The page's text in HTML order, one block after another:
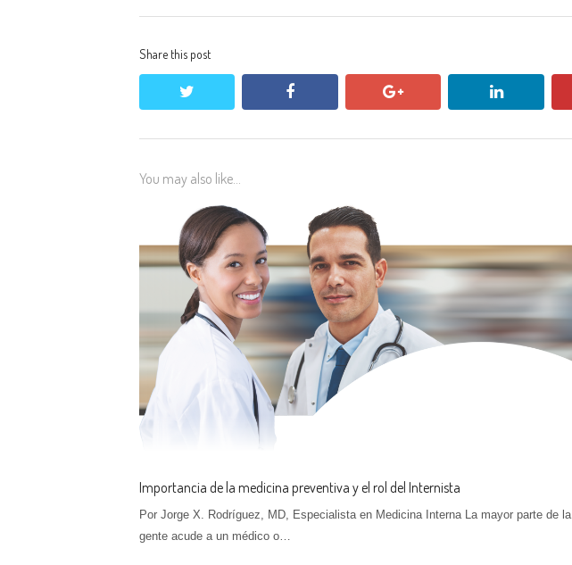
Share this post
twitter facebook google+ linkedin
You may also like...
Importancia de la medicina preventiva y el rol del Internista
Por Jorge X. Rodríguez, MD, Especialista en Medicina Interna La mayor parte de la
gente acude a un médico o…